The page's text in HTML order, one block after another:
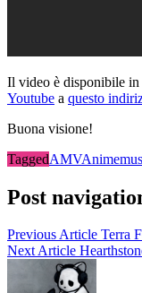
Il video è disponibile
Youtube a questo
Buona visione!
TaggedAMVAnime
Post
Previous Article Terra
Next Article